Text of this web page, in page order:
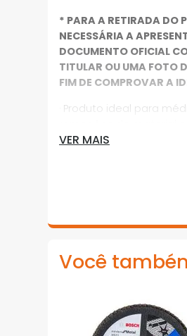
* PARA A RETIRADA DO
NECESSÁRIA A
DOCUMENTO OFICIAL
TITULAR OU UMA FOTO
FIM DE COMPROVAR A
· Produto ideal para
preparação de peças
Suporte de fibra
*Imagens meramente
VER MAIS
Você